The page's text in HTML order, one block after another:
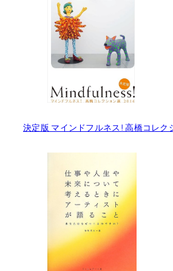
決定版 マインドフルネス! 高橋コレク